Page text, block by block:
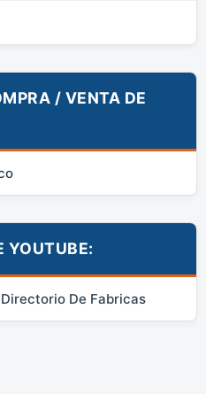
/ VENTA DE
YOUTUBE:
De Fabricas